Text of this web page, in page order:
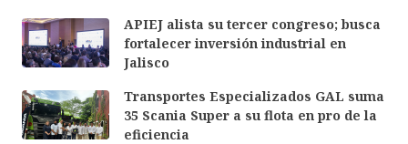
APIEJ alista su tercer congreso; busca
fortalecer inversión industrial en
Jalisco
Transportes Especializados GAL suma
35 Scania Super a su flota en pro de la
eficiencia